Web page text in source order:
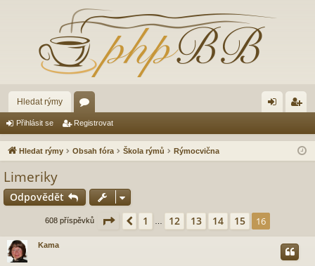
Hledat rýmy
ór
a lá ist
Přihlásit se Registrovat
Hledat rýmy Obsah fóra Škola rýmů Rýmocvična
Limeriky
Odpovědět
608 příspěvků Stránka z16
Předchozí
1 12 13 14 15 16
Kama